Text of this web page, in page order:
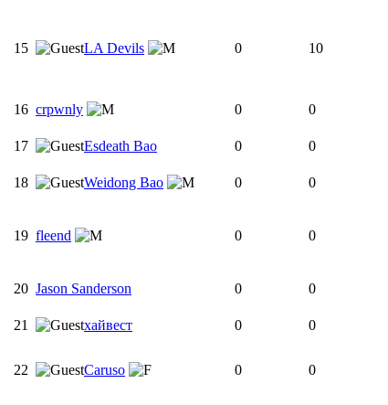
15 LA Devils 0 10
16 crpwnly 0 0
17 Esdeath Bao 0 0
18 Weidong Bao 0 0
19 fleend 0 0
20 Jason Sanderson 0 0
21
хайвест 0 0
22 Caruso 0 0